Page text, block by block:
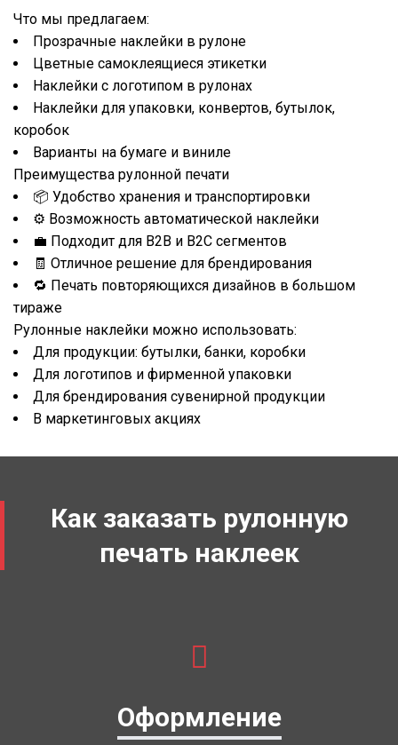
Что мы предлагаем:
Прозрачные наклейки в рулоне
Цветные самоклеящиеся этикетки
Наклейки с логотипом в рулонах
Наклейки для упаковки, конвертов, бутылок,
коробок
Варианты на бумаге и виниле
Преимущества рулонной печати
📦 Удобство хранения и транспортировки
⚙️ Возможность автоматической наклейки
💼 Подходит для B2B и B2C сегментов
🧾 Отличное решение для брендирования
🔁 Печать повторяющихся дизайнов в большом
тираже
Рулонные наклейки можно использовать:
Для продукции: бутылки, банки, коробки
Для логотипов и фирменной упаковки
Для брендирования сувенирной продукции
В маркетинговых акциях
Как заказать рулонную
печать наклеек
Оформление